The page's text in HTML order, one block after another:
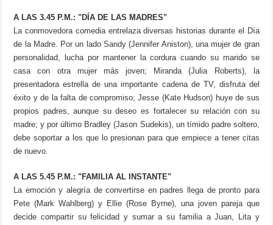
A LAS 3.45 P.M.: "DÍA DE LAS MADRES"
La conmovedora comedia entrelaza diversas historias durante el Día
de la Madre. Por un lado Sandy (Jennifer Aniston), una mujer de gran
personalidad, lucha por mantener la cordura cuando su marido se
casa con otra mujer más joven; Miranda (Julia Roberts), la
presentadora estrella de una importante cadena de TV, disfruta del
éxito y de la falta de compromiso; Jesse (Kate Hudson) huye de sus
propios padres, aunque su deseo es fortalecer su relación con su
madre; y por último Bradley (Jason Sudekis), un tímido padre soltero,
debe soportar a los que lo presionan para que empiece a tener citas
de nuevo.
A LAS 5.45 P.M.: "FAMILIA AL INSTANTE"
La emoción y alegría de convertirse en padres llega de pronto para
Pete (Mark Wahlberg) y Ellie (Rose Byrne), una joven pareja que
decide compartir su felicidad y sumar a su familia a Juan, Lita y